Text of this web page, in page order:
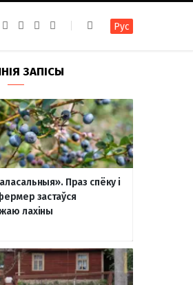
g
r
a
m
u
b
т
а
т
е
Рус
ЗАПІСЫ
Праз спёку і
застаўся
лахіны